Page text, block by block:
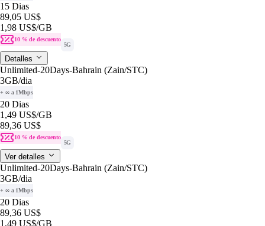
15 Dias
89,05 US$
1,98 US$/GB
10 % de descuento
5G
Detalles
Unlimited-20Days-Bahrain (Zain/STC)
3GB/dia
+ ∞ a 1Mbps
20 Dias
1,49 US$/GB
89,36 US$
10 % de descuento
5G
Ver detalles
Unlimited-20Days-Bahrain (Zain/STC)
3GB/dia
+ ∞ a 1Mbps
20 Dias
89,36 US$
1,49 US$/GB